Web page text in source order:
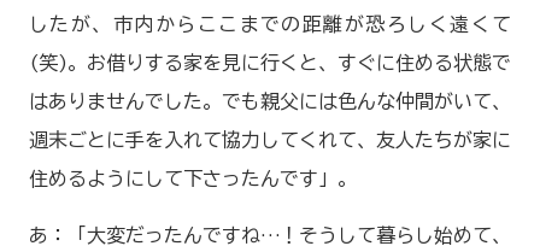
したが、市内からここまでの距離が恐ろしく遠くて
(笑)。お借りする家を見に行くと、すぐに住める状態で
はありませんでした。でも親父には色んな仲間がいて、
週末ごとに手を入れて協力してくれて、友人たちが家に
住めるようにして下さったんです」。
あ：「大変だったんですね…！そうして暮らし始めて、